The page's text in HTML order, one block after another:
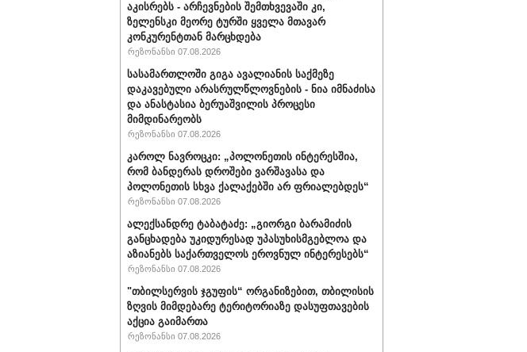
აკისრებს - არჩევნების შემთხვევაში კი,
ზელენსკი მეორე ტურში ყველა მთავარ
კონკურენტთან მარცხდება
რეზონანსი 07.08.2026
სასამართლოში გიგა ავალიანის საქმეზე
დაკავებული არასრულწლოვნების - ნია იმნაძისა
და ანასტასია ბერუაშვილის პროცესი
მიმდინარეობს
რეზონანსი 07.08.2026
კაროლ ნავროცკი: „პოლონეთის ინტერესშია,
რომ ბანდერას დროშები ვარშავასა და
პოლონეთის სხვა ქალაქებში არ ფრიალებდეს“
რეზონანსი 07.08.2026
ალექსანდრე ტაბატაძე: „გიორგი ბარამიძის
განცხადება უკიდურესად უპასუხისმგებლოა და
აზიანებს საქართველოს ეროვნულ ინტერესებს“
რეზონანსი 07.08.2026
"თბილსერვის ჯგუფის“ ორგანიზებით, თბილისის
ზღვის მიმდებარე ტერიტორიაზე დასუფთავების
აქცია გაიმართა
რეზონანსი 07.08.2026